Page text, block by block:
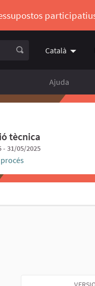
Català Triar la
Ajuda
tècnica
- 31/05/2025